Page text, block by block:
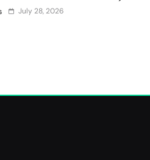
સેવાઓ સાથે વ્યાપક વિસ્તરણ
July 28, 2026